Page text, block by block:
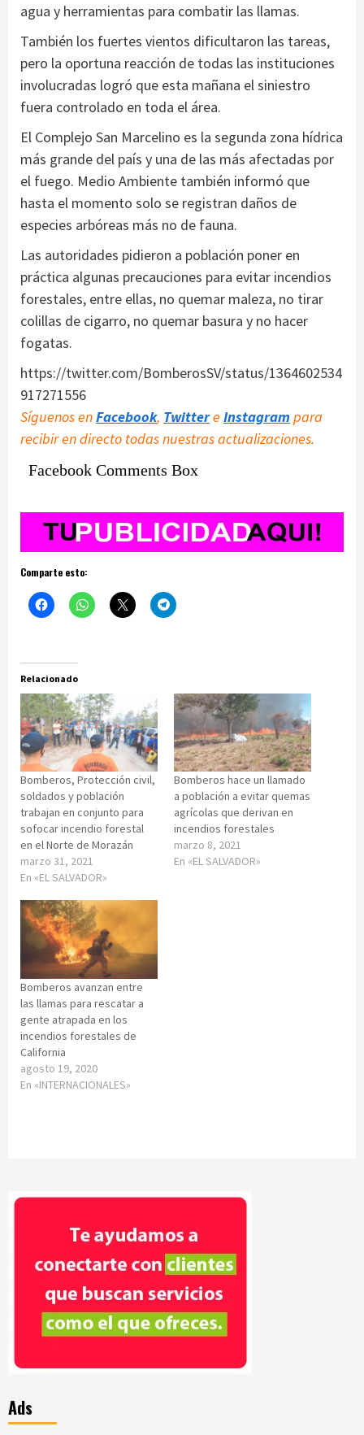
agua y herramientas para combatir las llamas.
También los fuertes vientos dificultaron las tareas,
pero la oportuna reacción de todas las instituciones
involucradas logró que esta mañana el siniestro
fuera controlado en toda el área.
El Complejo San Marcelino es la segunda zona hídrica
más grande del país y una de las más afectadas por
el fuego. Medio Ambiente también informó que
hasta el momento solo se registran daños de
especies arbóreas más no de fauna.
Las autoridades pidieron a población poner en
práctica algunas precauciones para evitar incendios
forestales, entre ellas, no quemar maleza, no tirar
colillas de cigarro, no quemar basura y no hacer
fogatas.
https://twitter.com/BomberosSV/status/1364602534
917271556
Síguenos enFacebook, Twittere Instagram para
recibir en directo todas nuestras actualizaciones.
Facebook Comments Box
Comparte esto:
Relacionado
Bomberos, Protección civil,
soldados y población
trabajan en conjunto para
sofocar incendio forestal
en el Norte de Morazán
marzo 31, 2021
En «EL SALVADOR»
Bomberos hace un llamado
a población a evitar quemas
agrícolas que derivan en
incendios forestales
marzo 8, 2021
En «EL SALVADOR»
Bomberos avanzan entre
las llamas para rescatar a
gente atrapada en los
incendios forestales de
California
agosto 19, 2020
En «INTERNACIONALES»
Ads